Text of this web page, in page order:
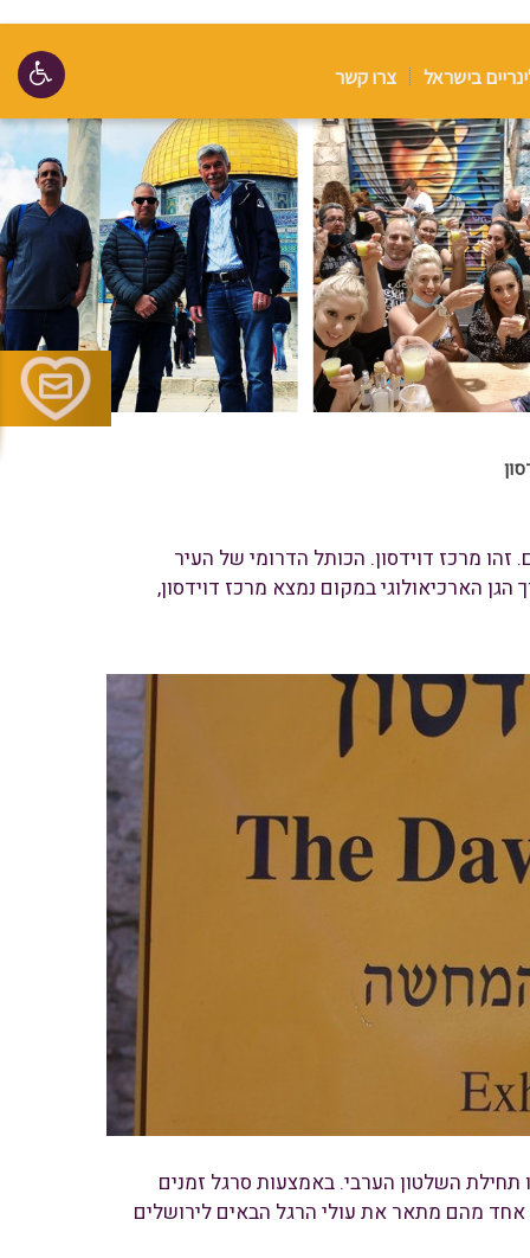
בישראל צרו קשר
מרכז דוידסון. הכותל הדרומי של העיר
הגן הארכיאולוגי במקום נמצא מרכז דוידסון,
השלטון הערבי. באמצעות סרגל זמנים
אחד מהם מתאר את עולי הרגל הבאים לירושלים